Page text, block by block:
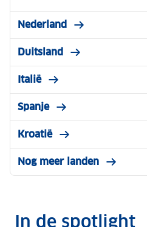
Nederland
Duitsland
Italië
Spanje
Kroatië
Nog meer landen
In de spotlight